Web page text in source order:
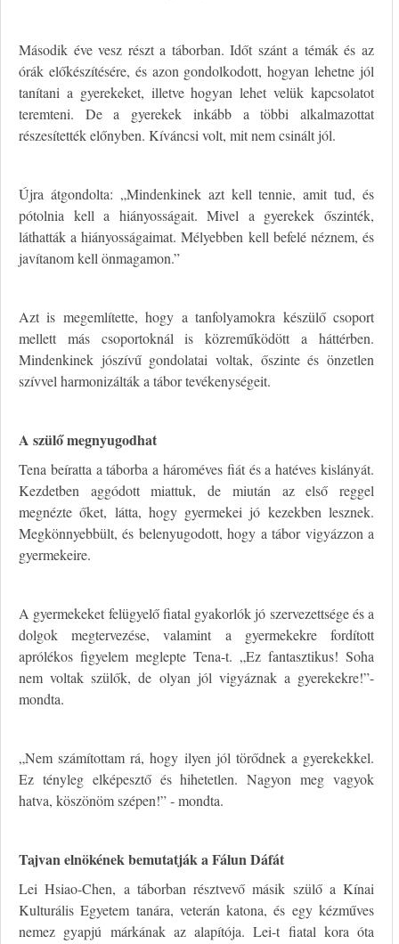
Második éve vesz részt a táborban. Időt szánt a témák és az
órák előkészítésére, és azon gondolkodott, hogyan lehetne jól
tanítani a gyerekeket, illetve hogyan lehet velük kapcsolatot
teremteni. De a gyerekek inkább a többi alkalmazottat
részesítették előnyben. Kíváncsi volt, mit nem csinált jól.
Újra átgondolta: „Mindenkinek azt kell tennie, amit tud, és
pótolnia kell a hiányosságait. Mivel a gyerekek őszinték,
láthatták a hiányosságaimat. Mélyebben kell befelé néznem, és
javítanom kell önmagamon.”
Azt is megemlítette, hogy a tanfolyamokra készülő csoport
mellett más csoportoknál is közreműködött a háttérben.
Mindenkinek jószívű gondolatai voltak, őszinte és önzetlen
szívvel harmonizálták a tábor tevékenységeit.
A szülő megnyugodhat
Tena beíratta a táborba a hároméves fiát és a hatéves kislányát.
Kezdetben aggódott miattuk, de miután az első reggel
megnézte őket, látta, hogy gyermekei jó kezekben lesznek.
Megkönnyebbült, és belenyugodott, hogy a tábor vigyázzon a
gyermekeire.
A gyermekeket felügyelő fiatal gyakorlók jó szervezettsége és a
dolgok megtervezése, valamint a gyermekekre fordított
aprólékos figyelem meglepte Tena-t. „Ez fantasztikus! Soha
nem voltak szülők, de olyan jól vigyáznak a gyerekekre!”-
mondta.
„Nem számítottam rá, hogy ilyen jól törődnek a gyerekekkel.
Ez tényleg elképesztő és hihetetlen. Nagyon meg vagyok
hatva, köszönöm szépen!” - mondta.
Tajvan elnökének bemutatják a Fálun Dáfát
Lei Hsiao-Chen, a táborban résztvevő másik szülő a Kínai
Kulturális Egyetem tanára, veterán katona, és egy kézműves
nemez gyapjú márkának az alapítója. Lei-t fiatal kora óta